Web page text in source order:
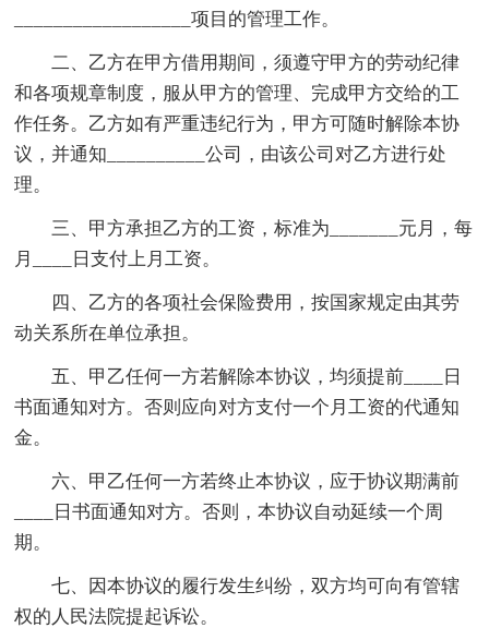
__________________项目的管理工作。
二、乙方在甲方借用期间，须遵守甲方的劳动纪律
和各项规章制度，服从甲方的管理、完成甲方交给的工
作任务。乙方如有严重违纪行为，甲方可随时解除本协
议，并通知__________公司，由该公司对乙方进行处
理。
三、甲方承担乙方的工资，标准为_______元月，每
月____日支付上月工资。
四、乙方的各项社会保险费用，按国家规定由其劳
动关系所在单位承担。
五、甲乙任何一方若解除本协议，均须提前____日
书面通知对方。否则应向对方支付一个月工资的代通知
金。
六、甲乙任何一方若终止本协议，应于协议期满前
____日书面通知对方。否则，本协议自动延续一个周
期。
七、因本协议的履行发生纠纷，双方均可向有管辖
权的人民法院提起诉讼。